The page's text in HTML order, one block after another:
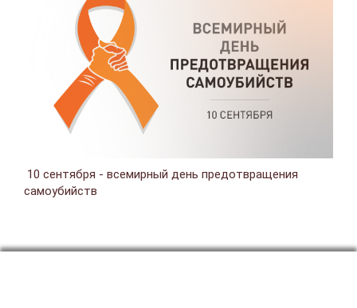
10 сентября - всемирный день предотвращения
самоубийств